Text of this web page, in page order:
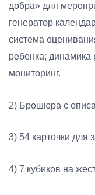
добра» для
генератор
система
ребенка; динамика
мониторинг.
2) Брошюра с
3) 54 карточки для
4) 7 кубиков на